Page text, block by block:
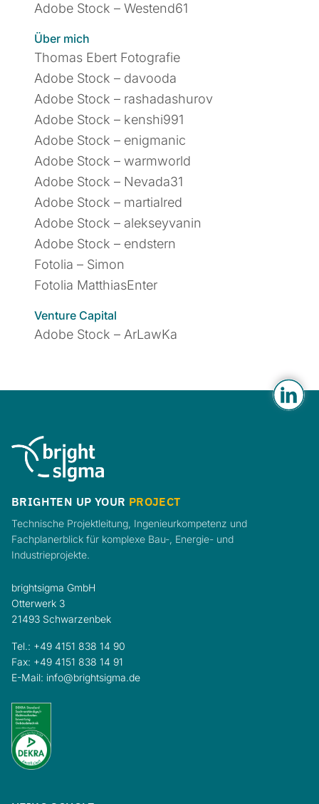
Adobe Stock – Westend61
Über mich
Thomas Ebert Fotografie
Adobe Stock – davooda
Adobe Stock – rashadashurov
Adobe Stock – kenshi991
Adobe Stock – enigmanic
Adobe Stock – warmworld
Adobe Stock – Nevada31
Adobe Stock – martialred
Adobe Stock – alekseyvanin
Adobe Stock – endstern
Fotolia – Simon
Fotolia MatthiasEnter
Venture Capital
Adobe Stock – ArLawKa
BRIGHTEN UP YOUR PROJECT
Technische Projektleitung, Ingenieurkompetenz und
Fachplanerblick für komplexe Bau-, Energie- und
Industrieprojekte.
brightsigma GmbH
Otterwerk 3
21493 Schwarzenbek
Tel.: +49 4151 838 14 90
Fax: +49 4151 838 14 91
E-Mail: info@brightsigma.de